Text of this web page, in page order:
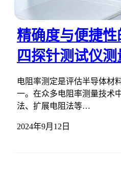
精确度与便捷性
四探针测试仪
电阻率测定是评估半导体材
一。在众多电阻率测量技术
法、扩展电阻法等…
2024年9月12日